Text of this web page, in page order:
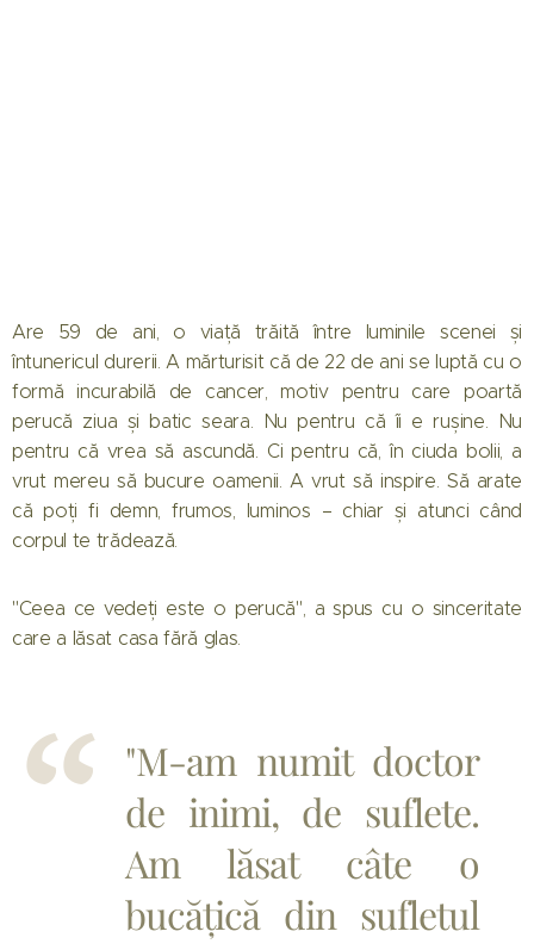
Are 59 de ani, o viață trăită între luminile scenei și
întunericul durerii. A mărturisit că de 22 de ani se luptă cu o
formă incurabilă de cancer, motiv pentru care poartă
perucă ziua și batic seara. Nu pentru că îi e rușine. Nu
pentru că vrea să ascundă. Ci pentru că, în ciuda bolii, a
vrut mereu să bucure oamenii. A vrut să inspire. Să arate
că poți fi demn, frumos, luminos – chiar și atunci când
corpul te trădează.
"Ceea ce vedeți este o perucă", a spus cu o sinceritate
care a lăsat casa fără glas.
"M-am numit doctor
de inimi, de suflete.
Am lăsat câte o
bucățică din sufletul